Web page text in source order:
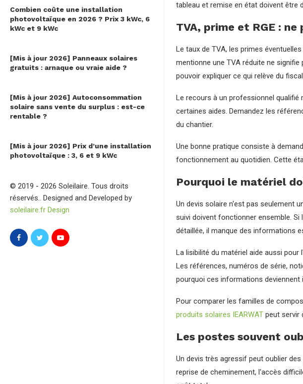
Combien coûte une installation
photovoltaïque en 2026 ? Prix 3 kWc, 6
kWc et 9 kWc
[Mis à jour 2026] Panneaux solaires
gratuits : arnaque ou vraie aide ?
[Mis à jour 2026] Autoconsommation
solaire sans vente du surplus : est-ce
rentable ?
[Mis à jour 2026] Prix d’une installation
photovoltaïque : 3, 6 et 9 kWc
© 2019 - 2026 Soleilaire. Tous droits
réservés.. Designed and Developed by
soleilaire.fr Design
tableau et remise en état doivent être
TVA, prime et RGE :
Le taux de TVA, les primes
mentionne une TVA réduite ne
pouvoir expliquer ce qui relève du
Le recours à un professionnel
certaines aides. Demandez les
du chantier.
Une bonne pratique consiste à
fonctionnement au quotidien. Cette
Pourquoi le matériel
Un devis solaire n'est pas seulement
suivi doivent fonctionner ensemble. Si
détaillée, il manque des informations
La lisibilité du matériel aide aussi
Les références, numéros de série,
pourquoi ces informations
Pour comparer les familles de
produits solaires IEARWAT peut servir
Les postes souvent
Un devis très agressif peut oublier
reprise de cheminement, l'accès